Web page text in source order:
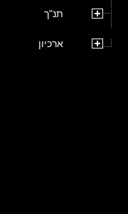
תנ"ך
ארכיון